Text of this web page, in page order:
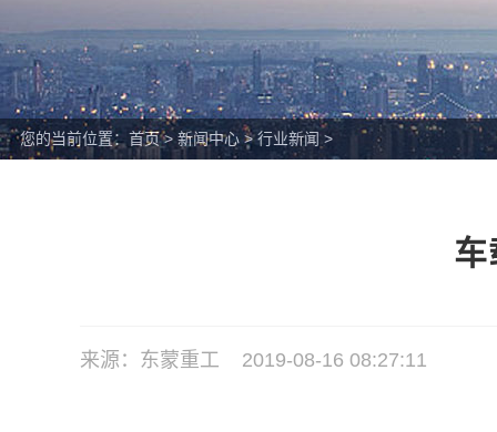
您的当前位置： 首页 > 新闻中心 >行业新闻>
车
来源：东蒙重工 2019-08-16 08:27:11